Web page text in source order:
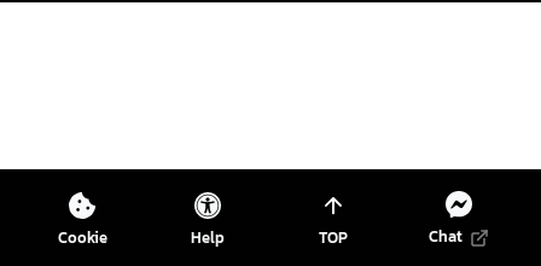
Cookie Help TOP Chat